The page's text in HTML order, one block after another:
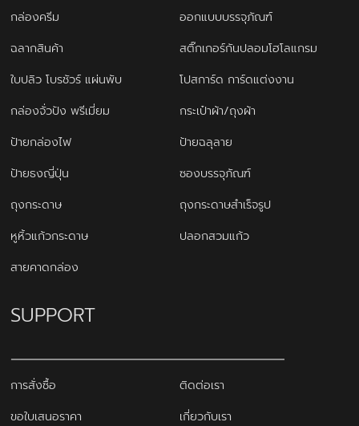
กล่องครีม
ออกแบบบรรจุภัณฑ์
ฉลากสินค้า
สติ๊กเกอร์กันปลอมโฮโลแกรม
ใบปลิว โบรชัวร์ แผ่นพับ
โปสการ์ด การ์ดแต่งงาน
กล่องจั่วปัง พรีเมี่ยม
กระเป๋าผ้า/ถุงผ้า
ป้ายกล่องไฟ
ป้ายฉลุลาย
ป้ายธงญี่ปุ่น
ซองบรรจุภัณฑ์
ถุงกระดาษ
ถุงกระดาษสำเร็จรูป
หูหิ้วแก้วกระดาษ
ปลอกสวมแก้ว
สายคาดกล่อง
SUPPORT
การสั่งซื้อ
ติดต่อเรา
ขอใบเสนอราคา
เกี่ยวกับเรา